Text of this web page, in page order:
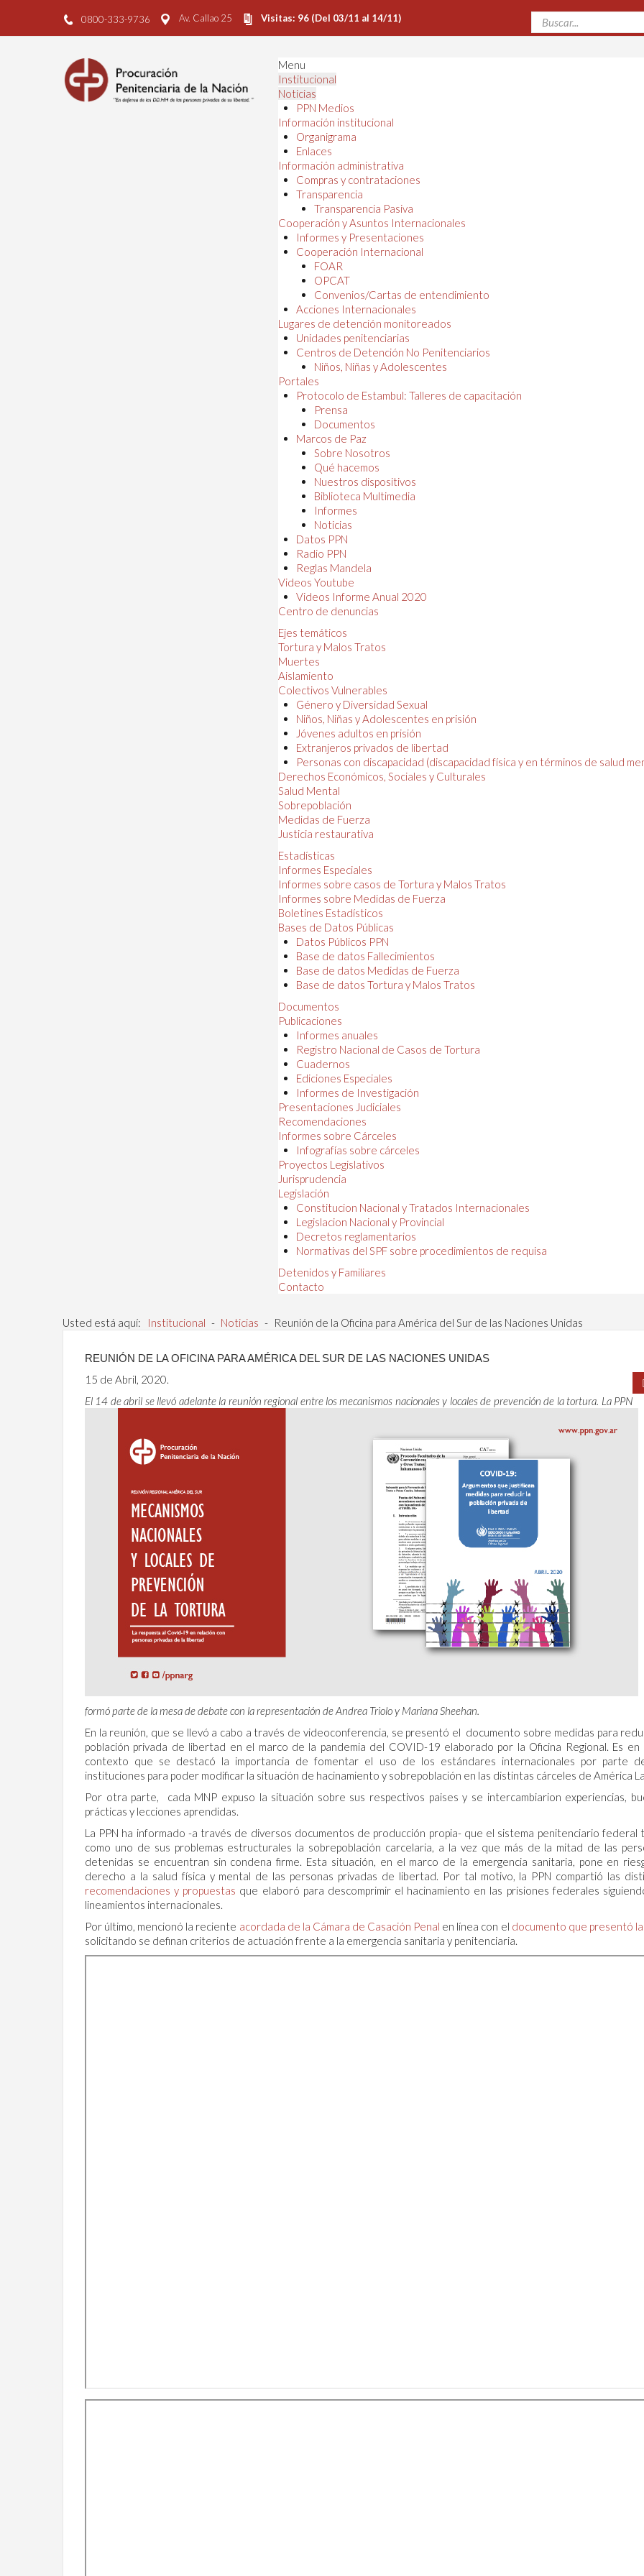
0800-333-9736 Av. Callao 25 Visitas: 96 (Del 03/11 al 14/11)
Menu
Institucional
Noticias
PPN Medios
Información institucional
Organigrama
Enlaces
Información administrativa
Compras y contrataciones
Transparencia
Transparencia Pasiva
Cooperación y Asuntos Internacionales
Informes y Presentaciones
Cooperación Internacional
FOAR
OPCAT
Convenios/Cartas de entendimiento
Acciones Internacionales
Lugares de detención monitoreados
Unidades penitenciarias
Centros de Detención No Penitenciarios
Niños, Niñas y Adolescentes
Portales
Protocolo de Estambul: Talleres de capacitación
Prensa
Documentos
Marcos de Paz
Sobre Nosotros
Qué hacemos
Nuestros dispositivos
Biblioteca Multimedia
Informes
Noticias
Datos PPN
Radio PPN
Reglas Mandela
Videos Youtube
Videos Informe Anual 2020
Centro de denuncias
Ejes temáticos
Tortura y Malos Tratos
Muertes
Aislamiento
Colectivos Vulnerables
Género y Diversidad Sexual
Niños, Niñas y Adolescentes en prisión
Jóvenes adultos en prisión
Extranjeros privados de libertad
Personas con discapacidad (discapacidad física y en términos de salud
Derechos Económicos, Sociales y Culturales
Salud Mental
Sobrepoblación
Medidas de Fuerza
Justicia restaurativa
Estadísticas
Informes Especiales
Informes sobre casos de Tortura y Malos Tratos
Informes sobre Medidas de Fuerza
Boletines Estadísticos
Bases de Datos Públicas
Datos Públicos PPN
Base de datos Fallecimientos
Base de datos Medidas de Fuerza
Base de datos Tortura y Malos Tratos
Documentos
Publicaciones
Informes anuales
Registro Nacional de Casos de Tortura
Cuadernos
Ediciones Especiales
Informes de Investigación
Presentaciones Judiciales
Recomendaciones
Informes sobre Cárceles
Infografías sobre cárceles
Proyectos Legislativos
Jurisprudencia
Legislación
Constitucion Nacional y Tratados Internacionales
Legislacion Nacional y Provincial
Decretos reglamentarios
Normativas del SPF sobre procedimientos de requisa
Detenidos y Familiares
Contacto
Usted está aquí: Institucional - Noticias - Reunión de la Oficina para América del Sur de las Naciones Unidas
REUNIÓN DE LA OFICINA PARA AMÉRICA DEL SUR DE LAS NACIONES UNIDAS
15 de Abril, 2020.
El 14 de abril se llevó adelante la reunión regional entre los mecanismos nacionales y locales de prevención de la tortura. La PPN
formó parte de la mesa de debate con la representación de Andrea Triolo y Mariana Sheehan.
En la reunión, que se llevó a cabo a través de videoconferencia, se presentó el documento sobre medidas para
población privada de libertad en el marco de la pandemia del COVID-19 elaborado por la Oficina Regional. Es en
contexto que se destacó la importancia de fomentar el uso de los estándares internacionales por parte
instituciones para poder modificar la situación de hacinamiento y sobrepoblación en las distintas cárceles de América
Por otra parte, cada MNP expuso la situación sobre sus respectivos paises y se intercambiarion experiencias,
prácticas y lecciones aprendidas.
La PPN ha informado -a través de diversos documentos de producción propia- que el sistema penitenciario federal
como uno de sus problemas estructurales la sobrepoblación carcelaria, a la vez que más de la mitad de las
detenidas se encuentran sin condena firme. Esta situación, en el marco de la emergencia sanitaria, pone en
derecho a la salud física y mental de las personas privadas de libertad. Por tal motivo, la PPN compartió las
recomendaciones y propuestas que elaboró para descomprimir el hacinamiento en las prisiones federales
lineamientos internacionales.
Por último, mencionó la reciente acordada de la Cámara de Casación Penal en línea con el documento que presentó la
solicitando se definan criterios de actuación frente a la emergencia sanitaria y penitenciaria.